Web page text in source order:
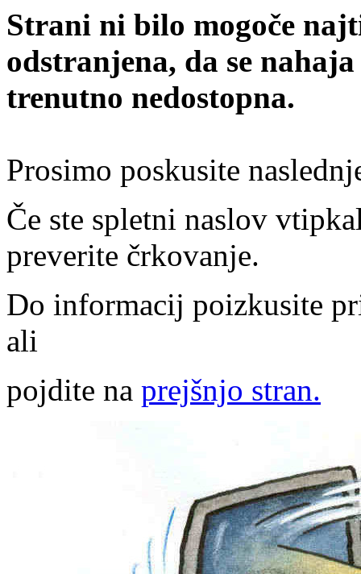
Strani ni bilo mogoče
odstranjena, da se
trenutno nedostopna.
Prosimo poskusite
Če ste spletni naslov
preverite črkovanje.
Do informacij poizkusite
ali
pojdite na prejšnjo stran.